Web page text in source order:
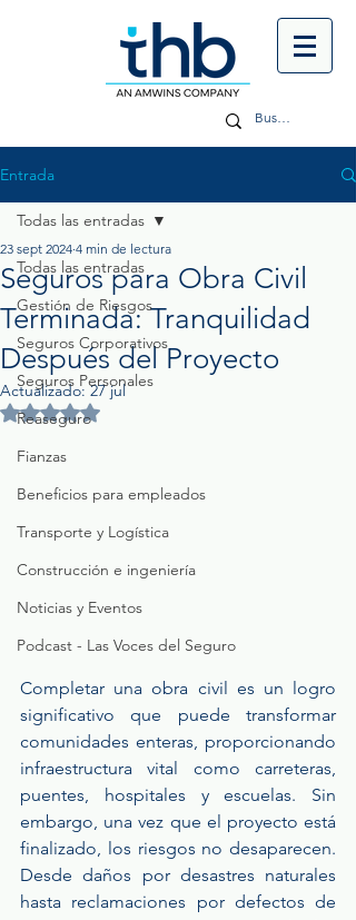
Entrada
Todas las entradas
Gestión de Riesgos
Seguros Corporativos
Seguros Personales
Reaseguro
Fianzas
Beneficios para empleados
Transporte y Logística
Construcción e ingeniería
Noticias y Eventos
Podcast - Las Voces del Seguro
Todas las entradas
Seguros para Obra Civil
Terminada: Tranquilidad
Después del Proyecto
23 sept 2024 4 min de lectura
Actualizado:27 jul
Obtuvo NaN de 5 estrellas.
Completar una obra civil es un logro
significativo que puede transformar
comunidades enteras, proporcionando
infraestructura vital como carreteras,
puentes, hospitales y escuelas. Sin
embargo, una vez que el proyecto está
finalizado, los riesgos no desaparecen.
Desde daños por desastres naturales
hasta reclamaciones por defectos de